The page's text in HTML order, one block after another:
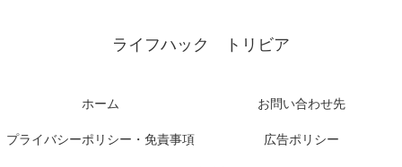
ライフハック トリビア
ホーム お問い合わせ先
プライバシーポリシー・免責事項 広告ポリシー